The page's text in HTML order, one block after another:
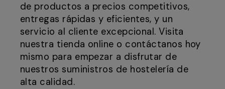
de productos a precios competitivos,
entregas rápidas y eficientes, y un
servicio al cliente excepcional. Visita
nuestra tienda online o contáctanos hoy
mismo para empezar a disfrutar de
nuestros suministros de hostelería de
alta calidad.